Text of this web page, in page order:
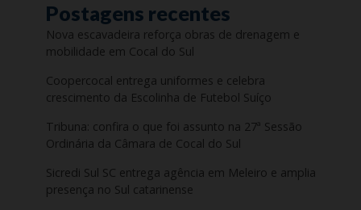
Postagens recentes
Nova escavadeira reforça obras de drenagem e
mobilidade em Cocal do Sul
Coopercocal entrega uniformes e celebra
crescimento da Escolinha de Futebol Suíço
Tribuna: confira o que foi assunto na 27ª Sessão
Ordinária da Câmara de Cocal do Sul
Sicredi Sul SC entrega agência em Meleiro e amplia
presença no Sul catarinense